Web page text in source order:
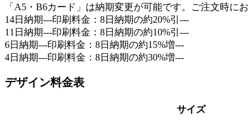
「A5・B6カード」は納期変更が可能です。ご注文時に
14日納期---印刷料金：8日納期の約20%引 ---
11日納期---印刷料金：8日納期の約10%引 ---
6日納期---印刷料金：8日納期の約15%増---
4日納期---印刷料金：8日納期の約30%増---
デザイン料金表
サイズ